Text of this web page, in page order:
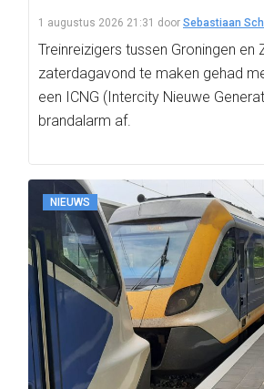
1 augustus 2026 21:31 door Sebastiaan
Treinreizigers tussen Groningen en
zaterdagavond te maken gehad
een ICNG (Intercity Nieuwe
brandalarm af.
NIEUWS